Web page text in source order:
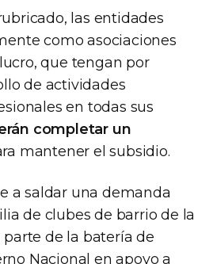
las entidades
como asociaciones
que tengan por
de actividades
en todas sus
completar un
mantener el subsidio.
a saldar una demanda
de clubes de barrio de la
de la batería de
Nacional en apoyo a